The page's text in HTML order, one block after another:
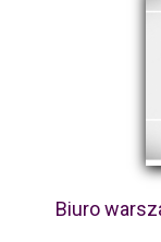
Biuro